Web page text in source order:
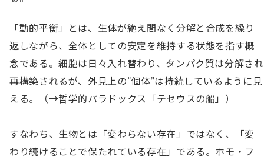
「動的平衡」とは、生体が絶え間なく分解と合成を繰り
返しながら、全体としての安定を維持する状態を指す概
念である。細胞は日々入れ替わり、タンパク質は分解され
再構築されるが、外見上の“個体”は持続しているように見
える。（→哲学的パラドックス「テセウスの船」）
すなわち、生物とは「変わらない存在」ではなく、「変
わり続けることで保たれている存在」である。ホモ・フ